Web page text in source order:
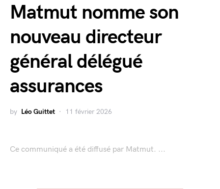
Matmut nomme son
nouveau directeur
général délégué
assurances
by Léo Guittet 11 février 2026
Ce communiqué a été diffusé par Matmut. ...